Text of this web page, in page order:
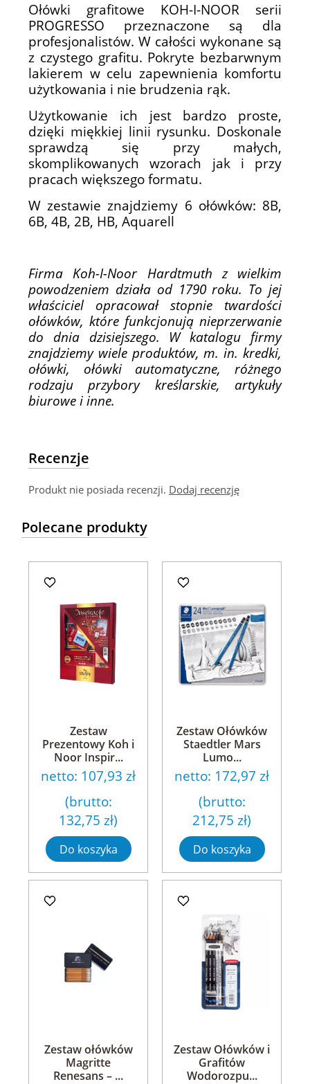
Ołówki grafitowe KOH-I-NOOR serii
PROGRESSO przeznaczone są dla
profesjonalistów. W całości wykonane są
z czystego grafitu. Pokryte bezbarwnym
lakierem w celu zapewnienia komfortu
użytkowania i nie brudzenia rąk.
Użytkowanie ich jest bardzo proste,
dzięki miękkiej linii rysunku. Doskonale
sprawdzą się przy małych,
skomplikowanych wzorach jak i przy
pracach większego formatu.
W zestawie znajdziemy 6 ołówków: 8B,
6B, 4B, 2B, HB, Aquarell
Firma Koh-I-Noor Hardtmuth z wielkim
powodzeniem działa od 1790 roku. To jej
właściciel opracował stopnie twardości
ołówków, które funkcjonują nieprzerwanie
do dnia dzisiejszego. W katalogu firmy
znajdziemy wiele produktów, m. in. kredki,
ołówki, ołówki automatyczne, różnego
rodzaju przybory kreślarskie, artykuły
biurowe i inne.
Recenzje
Produkt nie posiada recenzji. Dodaj recenzję
Polecane produkty
Zestaw
Prezentowy Koh i
Noor Inspir...
netto: 107,93 zł
(brutto:
132,75 zł)
Do koszyka
Zestaw Ołówków
Staedtler Mars
Lumo...
netto: 172,97 zł
(brutto:
212,75 zł)
Do koszyka
Zestaw ołówków
Magritte
Renesans – ...
Zestaw Ołówków i
Grafitów
Wodorozpu...